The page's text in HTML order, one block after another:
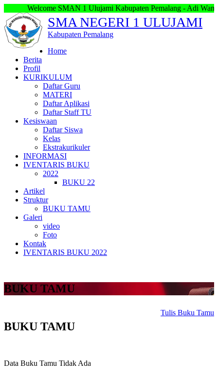
Welcome SMAN 1 Ulujami Kabupaten Pemalang - Adi Wangsa
SMA NEGERI 1 ULUJAMI
Kabupaten Pemalang
Home
Berita
Profil
KURIKULUM
Daftar Guru
MATERI
Daftar Aplikasi
Daftar Staff TU
Kesiswaan
Daftar Siswa
Kelas
Ekstrakurikuler
INFORMASI
IVENTARIS BUKU
2022
BUKU 22
Artikel
Struktur
BUKU TAMU
Galeri
video
Foto
Kontak
IVENTARIS BUKU 2022
BUKU TAMU
BUKU TAMU
Tulis Buku Tamu
Data Buku Tamu Tidak Ada